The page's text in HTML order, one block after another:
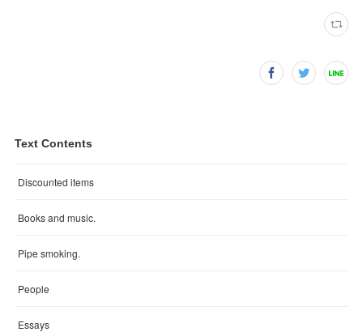
Text Contents
Discounted items
Books and music.
Pipe smoking.
People
Essays